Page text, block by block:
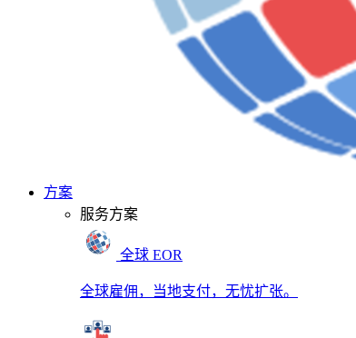
方案
服务方案
全球 EOR
全球雇佣，当地支付，无忧扩张。